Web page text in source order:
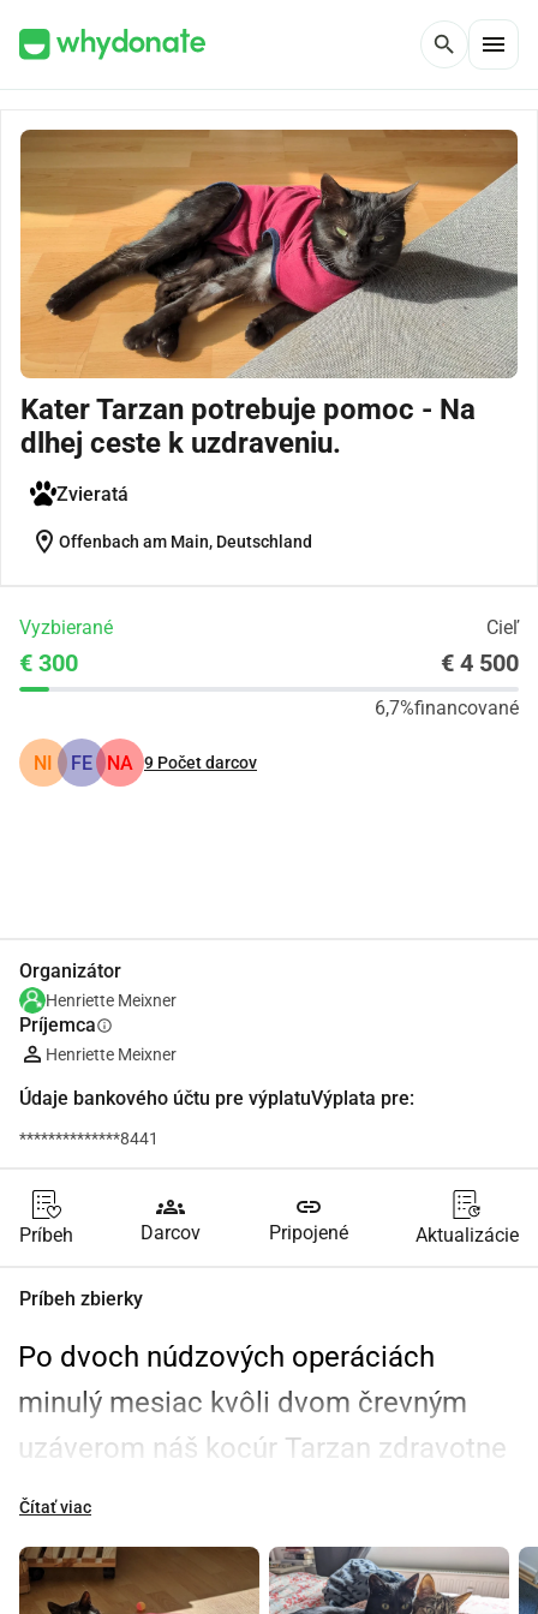
search menu
Kater Tarzan potrebuje pomoc - Na
dlhej ceste k uzdraveniu.
Zvieratá
location_on Offenbach am Main, Deutschland
Vyzbierané Cieľ
€ 300 € 4 500
6,7%financované
NI FE NA 9 Počet darcov
Organizátor
Henriette Meixner
Príjemcainfo
Henriette Meixner
Údaje bankového účtu pre výplatuVýplata pre:
**************8441
Príbeh
groups
Darcov
link
Pripojené Aktualizácie
Príbeh zbierky
Po dvoch núdzových operáciách
minulý mesiac kvôli dvom črevným
uzáverom náš kocúr Tarzan zdravotne
dosť oslabil. Stratil veľa váhy a vďaka
útrapám a horúcemu počasiu
posledných týždňov sa jeho telo
Čítať viac